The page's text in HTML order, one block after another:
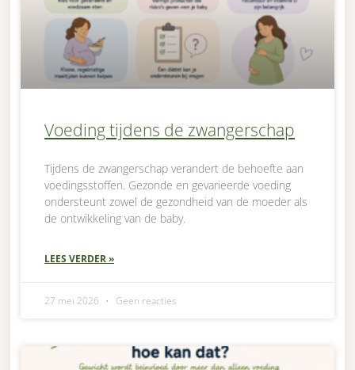
Voeding tijdens de zwangerschap
Tijdens de zwangerschap verandert de behoefte aan
voedingsstoffen. Gezonde en gevarieerde voeding
ondersteunt zowel de gezondheid van de moeder als
de ontwikkeling van de baby.
LEES VERDER »
27 mei 2026 Geen reacties